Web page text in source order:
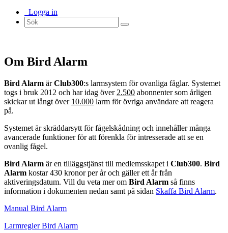
Logga in
Om Bird Alarm
Bird Alarm ärClub300:s larmsystem för ovanliga fåglar. Systemet
togs i bruk 2012 och har idag över 2.500 abonnenter som årligen
skickar ut långt över 10.000 larm för övriga användare att reagera
på.
Systemet är skräddarsytt för fågelskådning och innehåller många
avancerade funktioner för att förenkla för intresserade att se en
ovanlig fågel.
Bird Alarm är en tilläggstjänst till medlemsskapet i Club300. Bird
Alarm kostar 430 kronor per år och gäller ett år från
aktiveringsdatum. Vill du veta mer om Bird Alarm så finns
information i dokumenten nedan samt på sidan Skaffa Bird Alarm.
Manual Bird Alarm
Larmregler Bird Alarm